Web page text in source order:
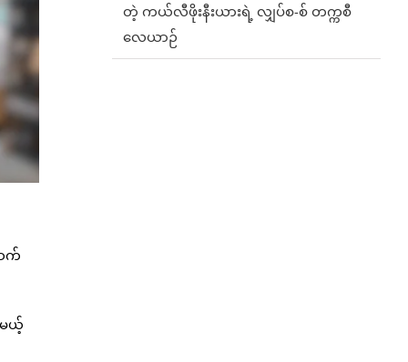
က်
ယ့်
တဲ့ ကယ်လီဖိုးနီးယားရဲ့ လျှပ်စ-စ် တက္ကစီ
လေယာဉ်